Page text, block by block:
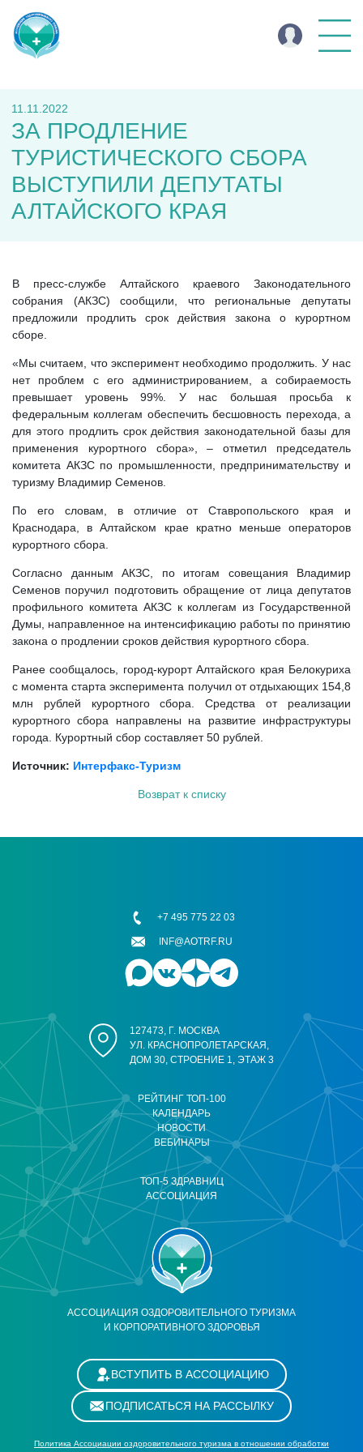
11.11.2022
ЗА ПРОДЛЕНИЕ
ТУРИСТИЧЕСКОГО СБОРА
ВЫСТУПИЛИ ДЕПУТАТЫ
АЛТАЙСКОГО КРАЯ
В пресс-службе Алтайского краевого Законодательного
собрания (АКЗС) сообщили, что региональные депутаты
предложили продлить срок действия закона о курортном
сборе.
«Мы считаем, что эксперимент необходимо продолжить. У нас
нет проблем с его администрированием, а собираемость
превышает уровень 99%. У нас большая просьба к
федеральным коллегам обеспечить бесшовность перехода, а
для этого продлить срок действия законодательной базы для
применения курортного сбора», – отметил председатель
комитета АКЗС по промышленности, предпринимательству и
туризму Владимир Семенов.
По его словам, в отличие от Ставропольского края и
Краснодара, в Алтайском крае кратно меньше операторов
курортного сбора.
Согласно данным АКЗС, по итогам совещания Владимир
Семенов поручил подготовить обращение от лица депутатов
профильного комитета АКЗС к коллегам из Государственной
Думы, направленное на интенсификацию работы по принятию
закона о продлении сроков действия курортного сбора.
Ранее сообщалось, город-курорт Алтайского края Белокуриха
с момента старта эксперимента получил от отдыхающих 154,8
млн рублей курортного сбора. Средства от реализации
курортного сбора направлены на развитие инфраструктуры
города. Курортный сбор составляет 50 рублей.
Источник: Интерфакс-Туризм
Возврат к списку
АССОЦИАЦИЯ ОЗДОРОВИТЕЛЬНОГО ТУРИЗМА
И КОРПОРАТИВНОГО ЗДОРОВЬЯ
РЕЙТИНГ ТОП-100
КАЛЕНДАРЬ
НОВОСТИ
ВЕБИНАРЫ
ТОП-5 ЗДРАВНИЦ
АССОЦИАЦИЯ
127473, Г. МОСКВА
УЛ. КРАСНОПРОЛЕТАРСКАЯ,
ДОМ 30, СТРОЕНИЕ 1, ЭТАЖ 3
+7 495 775 22 03
INF@AOTRF.RU
ВСТУПИТЬ В АССОЦИАЦИЮ
ПОДПИСАТЬСЯ НА РАССЫЛКУ
Политика Ассоциации оздоровительного туризма в отношении обработки